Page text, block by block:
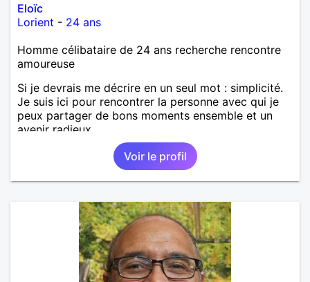
Eloïc
Lorient - 24 ans
Homme célibataire de 24 ans recherche rencontre
amoureuse
Si je devrais me décrire en un seul mot : simplicité.
Je suis ici pour rencontrer la personne avec qui je
peux partager de bons moments ensemble et un
avenir radieux.
Voir le profil